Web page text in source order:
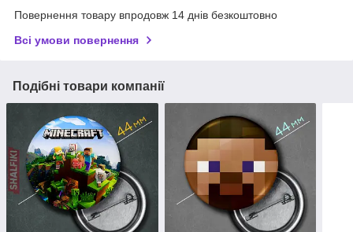
Повернення товару впродовж 14 днів безкоштовно
Всі умови повернення
Подібні товари компанії